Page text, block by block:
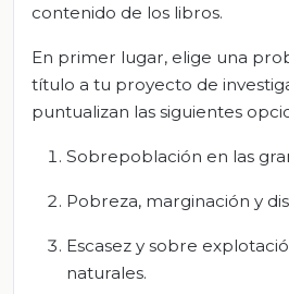
contenido de los libros.
En primer lugar, elige una
título a tu proyecto de
puntualizan las siguientes
Sobrepoblación en las
Pobreza, marginación y
Escasez y sobre
naturales.